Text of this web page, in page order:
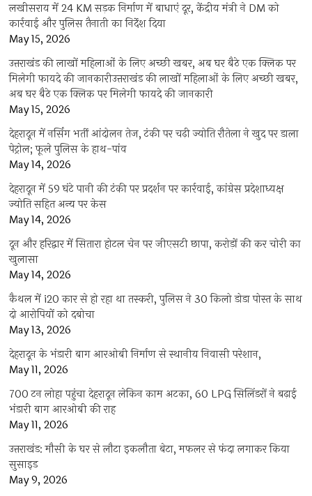
लखीसराय में 24 KM सड़क निर्माण में बाधाएं दूर, केंद्रीय मंत्री ने DM को
कार्रवाई और पुलिस तैनाती का निर्देश दिया
May 15, 2026
उत्तराखंड की लाखों महिलाओं के लिए अच्छी खबर, अब घर बैठे एक क्लिक पर
मिलेगी फायदे की जानकारीउत्तराखंड की लाखों महिलाओं के लिए अच्छी खबर,
अब घर बैठे एक क्लिक पर मिलेगी फायदे की जानकारी
May 15, 2026
देहरादून में नर्सिंग भर्ती आंदोलन तेज, टंकी पर चढ़ी ज्योति रौतेला ने खुद पर डाला
पेट्रोल; फूले पुलिस के हाथ-पांव
May 14, 2026
देहरादून में 59 घंटे पानी की टंकी पर प्रदर्शन पर कार्रवाई, कांग्रेस प्रदेशाध्यक्ष
ज्योति सहित अन्य पर केस
May 14, 2026
दून और हरिद्वार में सितारा होटल चेन पर जीएसटी छापा, करोड़ों की कर चोरी का
खुलासा
May 14, 2026
कैथल में i20 कार से हो रहा था तस्करी, पुलिस ने 30 किलो डोडा पोस्त के साथ
दो आरोपियों को दबोचा
May 13, 2026
देहरादून के भंडारी बाग आरओबी निर्माण से स्थानीय निवासी परेशान,
May 11, 2026
700 टन लोहा पहुंचा देहरादून लेकिन काम अटका, 60 LPG सिलिंडरों ने बढ़ाई
भंडारी बाग आरओबी की राह
May 11, 2026
उत्तराखंड: मौसी के घर से लौटा इकलौता बेटा, मफलर से फंदा लगाकर किया
सुसाइड
May 9, 2026